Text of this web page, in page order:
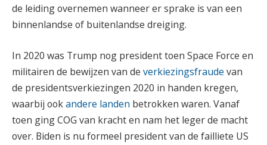
de leiding overnemen wanneer er sprake is van een
binnenlandse of buitenlandse dreiging.
In 2020 was Trump nog president toen Space Force en
militairen de bewijzen van de verkiezingsfraude van
de presidentsverkiezingen 2020 in handen kregen,
waarbij ookandere landen betrokken waren. Vanaf
toen ging COG van kracht en nam het leger de macht
over. Biden is nu formeel president van de failliete US